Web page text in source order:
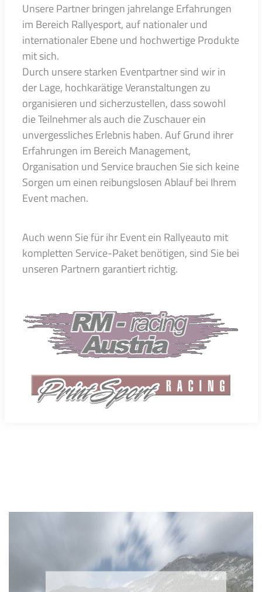
Unsere Partner bringen jahrelange Erfahrungen
im Bereich Rallyesport, auf nationaler und
internationaler Ebene und hochwertige Produkte
mit sich.
Durch unsere starken Eventpartner sind wir in
der Lage, hochkarätige Veranstaltungen zu
organisieren und sicherzustellen, dass sowohl
die Teilnehmer als auch die Zuschauer ein
unvergessliches Erlebnis haben. Auf Grund ihrer
Erfahrungen im Bereich Management,
Organisation und Service brauchen Sie sich keine
Sorgen um einen reibungslosen Ablauf bei Ihrem
Event machen.
Auch wenn Sie für ihr Event ein Rallyeauto mit
kompletten Service-Paket benötigen, sind Sie bei
unseren Partnern garantiert richtig.